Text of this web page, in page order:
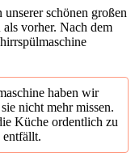
schönen großen
vorher. Nach dem
haben wir
nicht mehr missen.
Küche ordentlich zu
entfällt.